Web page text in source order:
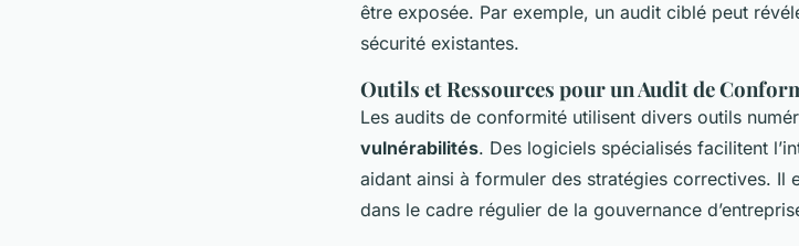
être exposée. Par exemple, un audit ciblé peut
sécurité existantes.
Outils et Ressources pour un Audit de
Les audits de conformité utilisent divers outils
vulnérabilités. Des logiciels spécialisés facilitent
aidant ainsi à formuler des stratégies correctives. Il
dans le cadre régulier de la gouvernance